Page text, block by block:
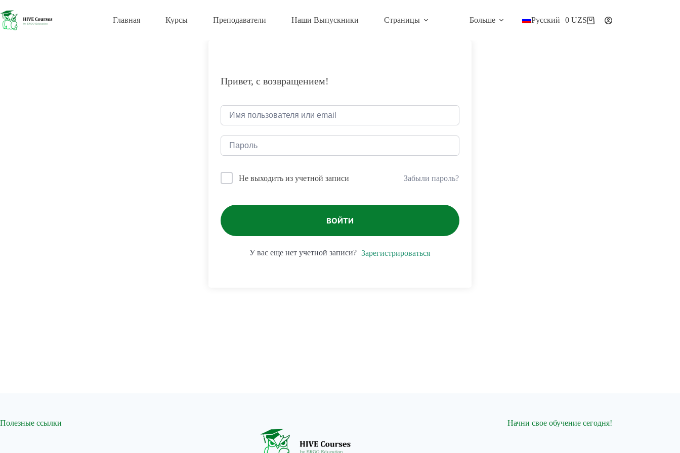
к
сути
Главная Курсы Преподаватели Наши Выпускники Страницы Больше Русский Корзина
0 UZS
Привет, с возвращением!
Не выходить из учетной записи Забыли пароль?
ВОЙТИ
У вас еще нет учетной записи? Зарегистрироваться
Полезные ссылки Начни свое обучение сегодня!